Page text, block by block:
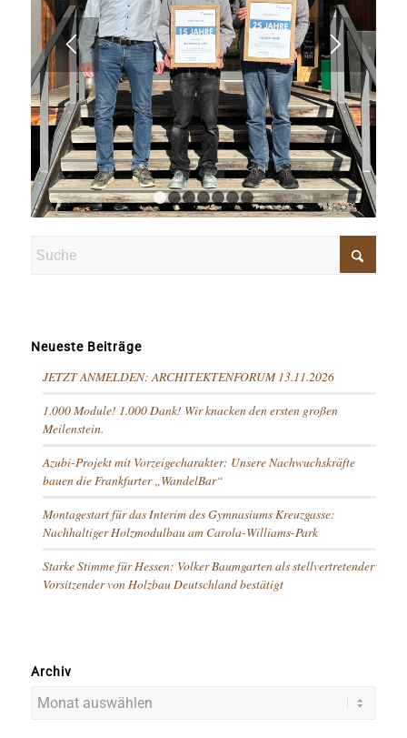
1 2 3 4 5 6 7
Neueste Beiträge
JETZT ANMELDEN: ARCHITEKTENFORUM 13.11.2026
1.000 Module! 1.000 Dank! Wir knacken den ersten großen
Meilenstein.
Azubi-Projekt mit Vorzeigecharakter: Unsere Nachwuchskräfte
bauen die Frankfurter „WandelBar“
Montagestart für das Interim des Gymnasiums Kreuzgasse:
Nachhaltiger Holzmodulbau am Carola-Williams-Park
Starke Stimme für Hessen: Volker Baumgarten als stellvertretender
Vorsitzender von Holzbau Deutschland bestätigt
Archiv